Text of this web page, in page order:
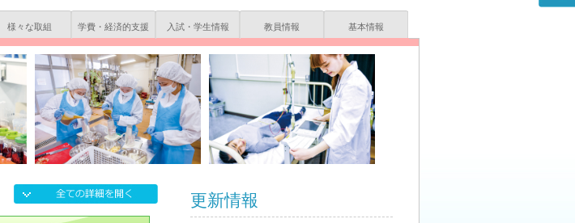
様々な取組 学費・経済的支援 入試・学生情報 教員情報 基本情報
更新情報